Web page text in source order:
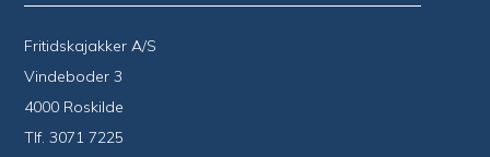
Fritidskajakker A/S
Vindeboder 3
4000 Roskilde
Tlf.3071 7225